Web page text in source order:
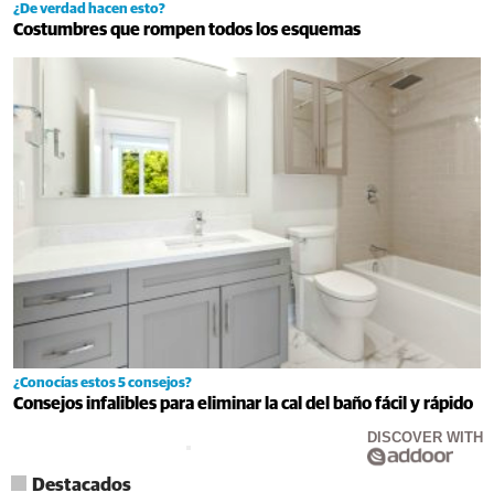
¿De verdad hacen esto?
Costumbres que rompen todos los esquemas
¿Conocías estos 5 consejos?
Consejos infalibles para eliminar la cal del baño fácil y rápido
DISCOVER WITH
Destacados